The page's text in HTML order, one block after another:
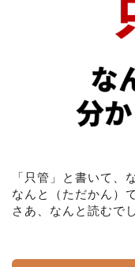
「只管」と書いて、
なんと（ただかん）
さあ、なんと読むで